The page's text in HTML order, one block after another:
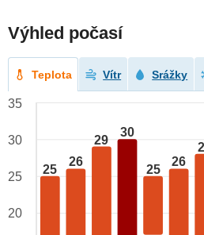
Výhled počasí
Teplota Vítr Srážky
25
26
29
30
25
26
35
30
25
20